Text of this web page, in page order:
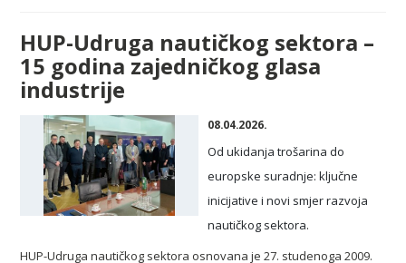
HUP-Udruga nautičkog sektora –
15 godina zajedničkog glasa
industrije
08.04.2026.
Od ukidanja trošarina do
europske suradnje: ključne
inicijative i novi smjer razvoja
nautičkog sektora.
HUP-Udruga nautičkog sektora osnovana je 27. studenoga 2009.